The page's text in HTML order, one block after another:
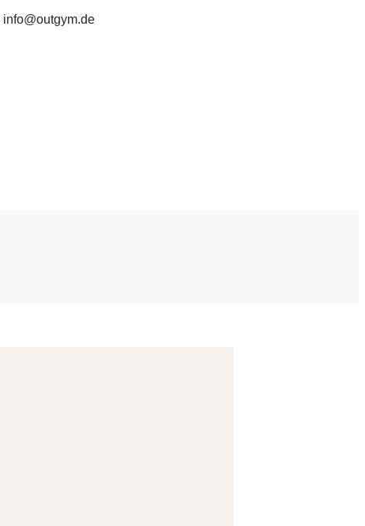
info@outgym.de